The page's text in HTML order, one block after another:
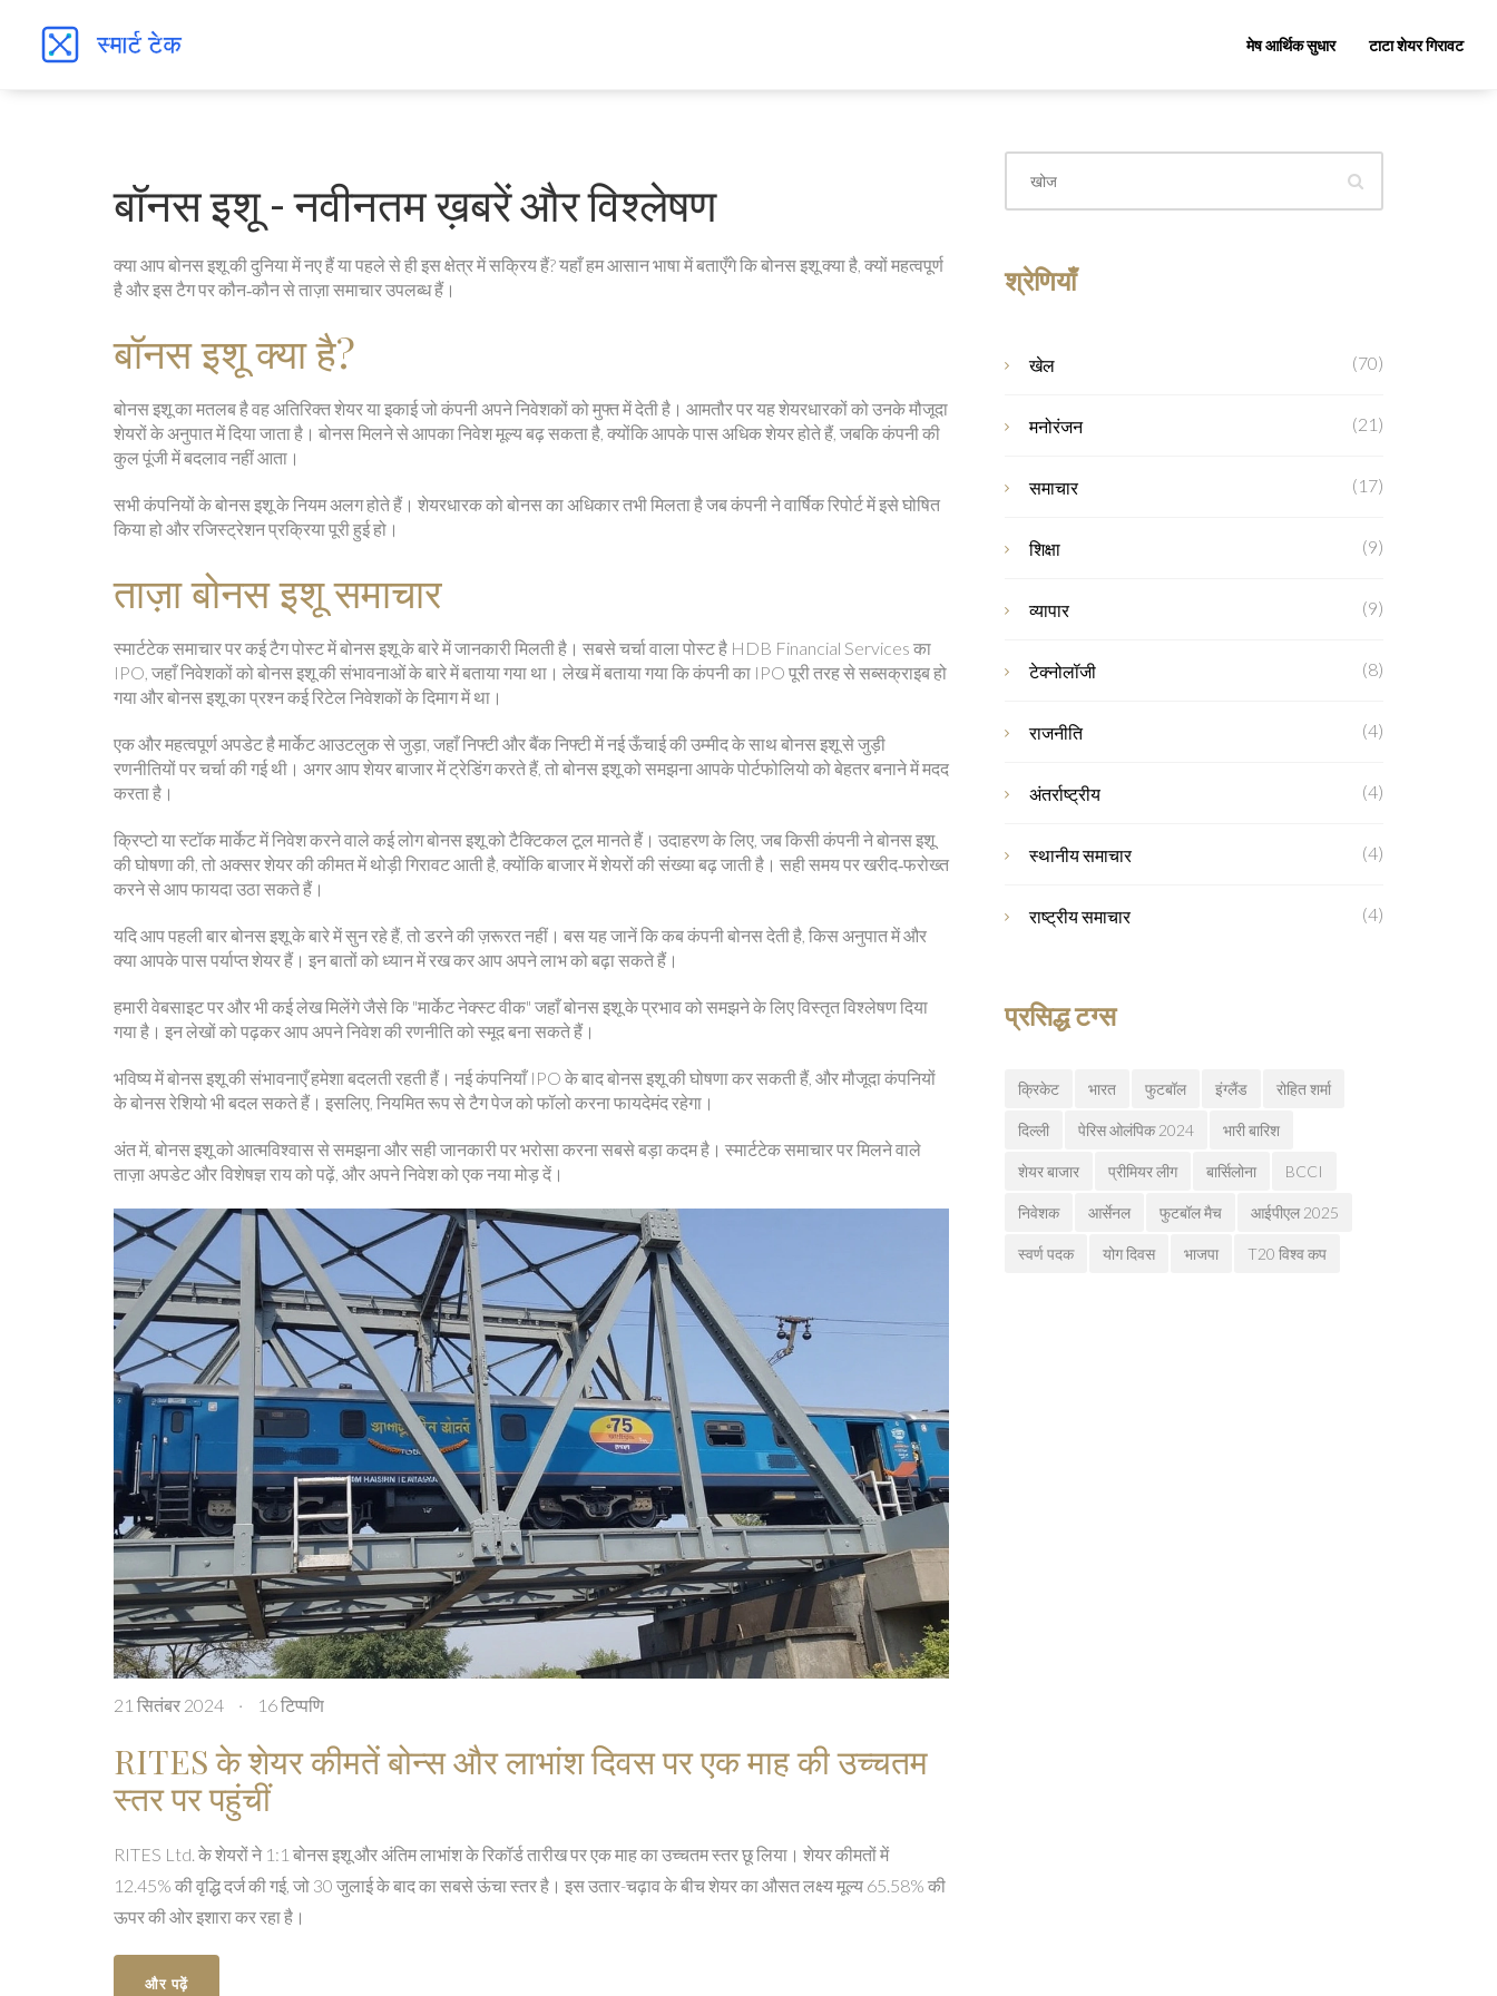
मेष आर्थिक सुधार टाटा शेयर गिरावट
बॉनस इशू - नवीनतम ख़बरें और विश्लेषण
क्या आप बोनस इशू की दुनिया में नए हैं या पहले से ही इस क्षेत्र में सक्रिय हैं? यहाँ हम आसान भाषा में बताएँगे कि बोनस इशू क्या है, क्यों महत्वपूर्ण
है और इस टैग पर कौन‑कौन से ताज़ा समाचार उपलब्ध हैं।
बॉनस इशू क्या है?
बोनस इशू का मतलब है वह अतिरिक्त शेयर या इकाई जो कंपनी अपने निवेशकों को मुफ्त में देती है। आमतौर पर यह शेयरधारकों को उनके मौजूदा
शेयरों के अनुपात में दिया जाता है। बोनस मिलने से आपका निवेश मूल्य बढ़ सकता है, क्योंकि आपके पास अधिक शेयर होते हैं, जबकि कंपनी की
कुल पूंजी में बदलाव नहीं आता।
सभी कंपनियों के बोनस इशू के नियम अलग होते हैं। शेयरधारक को बोनस का अधिकार तभी मिलता है जब कंपनी ने वार्षिक रिपोर्ट में इसे घोषित
किया हो और रजिस्ट्रेशन प्रक्रिया पूरी हुई हो।
ताज़ा बोनस इशू समाचार
स्मार्टटेक समाचार पर कई टैग पोस्ट में बोनस इशू के बारे में जानकारी मिलती है। सबसे चर्चा वाला पोस्ट है HDB Financial Services का
IPO, जहाँ निवेशकों को बोनस इशू की संभावनाओं के बारे में बताया गया था। लेख में बताया गया कि कंपनी का IPO पूरी तरह से सब्सक्राइब हो
गया और बोनस इशू का प्रश्न कई रिटेल निवेशकों के दिमाग में था।
एक और महत्वपूर्ण अपडेट है मार्केट आउटलुक से जुड़ा, जहाँ निफ्टी और बैंक निफ्टी में नई ऊँचाई की उम्मीद के साथ बोनस इशू से जुड़ी
रणनीतियों पर चर्चा की गई थी। अगर आप शेयर बाजार में ट्रेडिंग करते हैं, तो बोनस इशू को समझना आपके पोर्टफोलियो को बेहतर बनाने में मदद
करता है।
क्रिप्टो या स्टॉक मार्केट में निवेश करने वाले कई लोग बोनस इशू को टैक्टिकल टूल मानते हैं। उदाहरण के लिए, जब किसी कंपनी ने बोनस इशू
की घोषणा की, तो अक्सर शेयर की कीमत में थोड़ी गिरावट आती है, क्योंकि बाजार में शेयरों की संख्या बढ़ जाती है। सही समय पर खरीद‑फरोख्त
करने से आप फायदा उठा सकते हैं।
यदि आप पहली बार बोनस इशू के बारे में सुन रहे हैं, तो डरने की ज़रूरत नहीं। बस यह जानें कि कब कंपनी बोनस देती है, किस अनुपात में और
क्या आपके पास पर्याप्त शेयर हैं। इन बातों को ध्यान में रख कर आप अपने लाभ को बढ़ा सकते हैं।
हमारी वेबसाइट पर और भी कई लेख मिलेंगे जैसे कि "मार्केट नेक्स्ट वीक" जहाँ बोनस इशू के प्रभाव को समझने के लिए विस्तृत विश्लेषण दिया
गया है। इन लेखों को पढ़कर आप अपने निवेश की रणनीति को स्मूद बना सकते हैं।
भविष्य में बोनस इशू की संभावनाएँ हमेशा बदलती रहती हैं। नई कंपनियाँ IPO के बाद बोनस इशू की घोषणा कर सकती हैं, और मौजूदा कंपनियों
के बोनस रेशियो भी बदल सकते हैं। इसलिए, नियमित रूप से टैग पेज को फॉलो करना फायदेमंद रहेगा।
अंत में, बोनस इशू को आत्मविश्वास से समझना और सही जानकारी पर भरोसा करना सबसे बड़ा कदम है। स्मार्टटेक समाचार पर मिलने वाले
ताज़ा अपडेट और विशेषज्ञ राय को पढ़ें, और अपने निवेश को एक नया मोड़ दें।
21 सितंबर 2024 · 16 टिप्पणि
RITES के शेयर कीमतें बोन्स और लाभांश दिवस पर एक माह की उच्चतम
स्तर पर पहुंचीं
RITES Ltd. के शेयरों ने 1:1 बोनस इशू और अंतिम लाभांश के रिकॉर्ड तारीख पर एक माह का उच्चतम स्तर छू लिया। शेयर कीमतों में
12.45% की वृद्धि दर्ज की गई, जो 30 जुलाई के बाद का सबसे ऊंचा स्तर है। इस उतार-चढ़ाव के बीच शेयर का औसत लक्ष्य मूल्य 65.58% की
ऊपर की ओर इशारा कर रहा है।
और पढ़ें
श्रेणियाँ
खेल (70)
मनोरंजन (21)
समाचार (17)
शिक्षा (9)
व्यापार (9)
टेक्नोलॉजी (8)
राजनीति (4)
अंतर्राष्ट्रीय (4)
स्थानीय समाचार (4)
राष्ट्रीय समाचार (4)
प्रसिद्ध टग्स
क्रिकेट भारत फुटबॉल इंग्लैंड रोहित शर्मा
दिल्ली पेरिस ओलंपिक 2024 भारी बारिश
शेयर बाजार प्रीमियर लीग बार्सिलोना BCCI
निवेशक आर्सेनल फुटबॉल मैच आईपीएल 2025
स्वर्ण पदक योग दिवस भाजपा T20 विश्व कप